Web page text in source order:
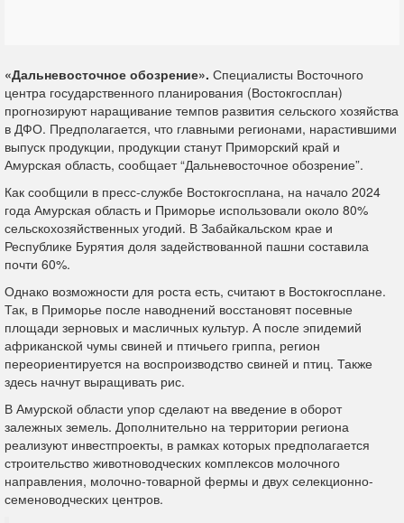
«Дальневосточное обозрение». Специалисты Восточного
центра государственного планирования (Востокгосплан)
прогнозируют наращивание темпов развития сельского хозяйства
в ДФО. Предполагается, что главными регионами, нарастившими
выпуск продукции, продукции станут Приморский край и
Амурская область, сообщает “Дальневосточное обозрение”.
Как сообщили в пресс-службе Востокгосплана, на начало 2024
года Амурская область и Приморье использовали около 80%
сельскохозяйственных угодий. В Забайкальском крае и
Республике Бурятия доля задействованной пашни составила
почти 60%.
Однако возможности для роста есть, считают в Востокгосплане.
Так, в Приморье после наводнений восстановят посевные
площади зерновых и масличных культур. А после эпидемий
африканской чумы свиней и птичьего гриппа, регион
переориентируется на воспроизводство свиней и птиц. Также
здесь начнут выращивать рис.
В Амурской области упор сделают на введение в оборот
залежных земель. Дополнительно на территории региона
реализуют инвестпроекты, в рамках которых предполагается
строительство животноводческих комплексов молочного
направления, молочно-товарной фермы и двух селекционно-
семеноводческих центров.